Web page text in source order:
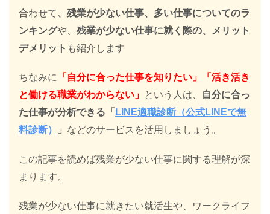
合わせて、残業が少ない仕事、多い仕事についてのラ
ンキングや、 残業が少ない仕事に就く際の、メリット
デメリット も紹介します
ちなみに
「自分に合った仕事を知りたい」「活き活き
と働ける職業がわからない」 という人は、
自分に合っ
た仕事が分析できる「 LINE適職診断（公式LINEで無
料診断）
」 などのサービスを活用しましょう。
この記事を読めば残業が少ない仕事に関する理解が深
まります。
残業が少ない仕事に就きたい就活生や、ワークライフ